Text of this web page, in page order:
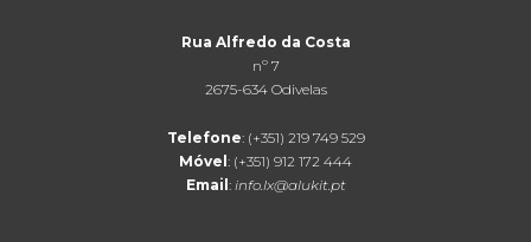
Rua Alfredo da Costa
nº 7
2675-634 Odivelas
Telefone: (+351) 219 749 529
Móvel : (+351) 912 172 444
Email :info.lx@alukit.pt